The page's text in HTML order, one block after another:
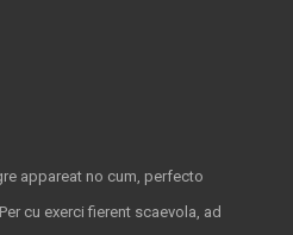
appareat no cum, perfecto
cu exerci fierent scaevola, ad